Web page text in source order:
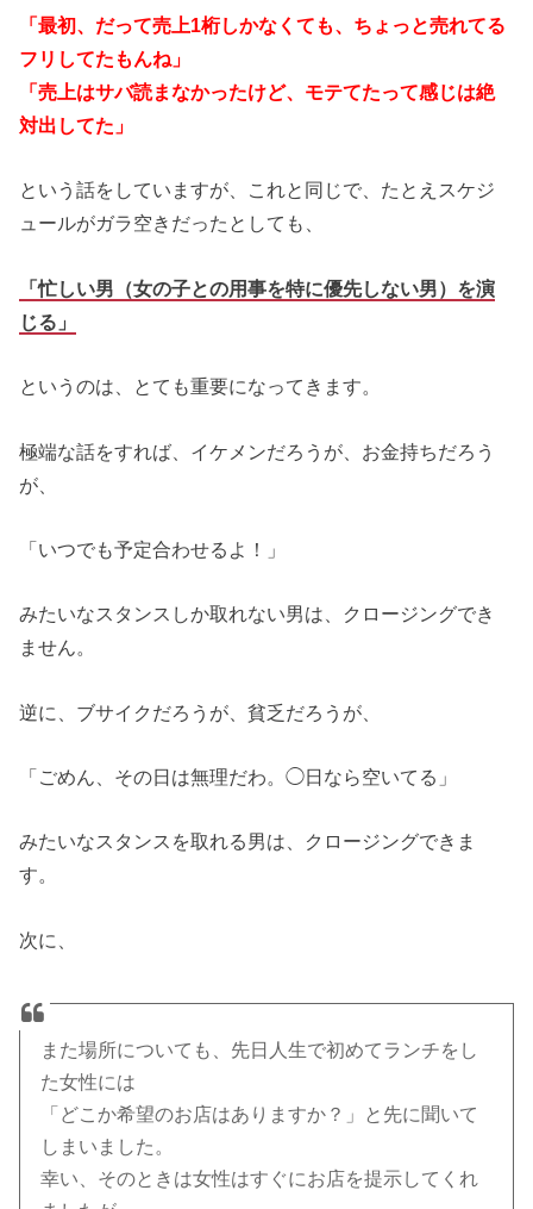
「最初、だって売上1桁しかなくても、ちょっと売れてる
フリしてたもんね」
「売上はサバ読まなかったけど、モテてたって感じは絶
対出してた」
という話をしていますが、これと同じで、たとえスケジ
ュールがガラ空きだったとしても、
「忙しい男（女の子との用事を特に優先しない男）を演
じる」
というのは、とても重要になってきます。
極端な話をすれば、イケメンだろうが、お金持ちだろう
が、
「いつでも予定合わせるよ！」
みたいなスタンスしか取れない男は、クロージングでき
ません。
逆に、ブサイクだろうが、貧乏だろうが、
「ごめん、その日は無理だわ。◯日なら空いてる」
みたいなスタンスを取れる男は、クロージングできま
す。
次に、
また場所についても、先日人生で初めてランチをし
た女性には
「どこか希望のお店はありますか？」と先に聞いて
しまいました。
幸い、そのときは女性はすぐにお店を提示してくれ